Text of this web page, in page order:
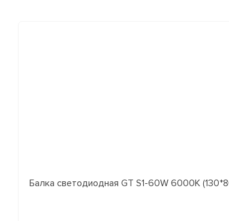
Балка светодиодная GT S1-60W 6000K